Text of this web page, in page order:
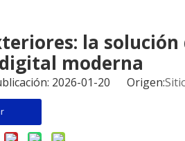
la
moderna
2026-01-20 Origen: